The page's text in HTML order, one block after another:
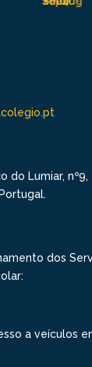
do Lumiar, nº9,
dos
a veículos